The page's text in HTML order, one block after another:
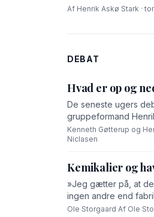
Af Henrik Askø Stark ·
DEBAT
Hvad er op og
De seneste ugers
gruppeformand
Kenneth Gøtterup og
Niclasen
Kemikalier og
»Jeg gætter på, at
ingen andre end
Ole Storgaard·Af Ole